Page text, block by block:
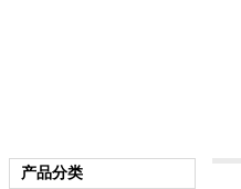
产品分类